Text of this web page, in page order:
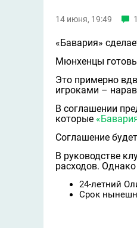
14 июня, 19:49 1
«Бавария»
Мюнхенцы
Это примерно
игроками –
В соглашении
которые
Соглашение
В руководстве
расходов.
24-летний
Срок